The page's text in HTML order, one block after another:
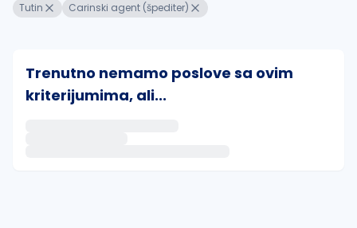
Tutin Carinski agent (špediter)
Trenutno nemamo poslove sa ovim
kriterijumima, ali...